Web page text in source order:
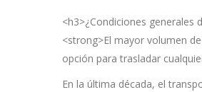
<h3>¿Condiciones generales
<strong>El mayor volumen
opción para trasladar
En la última década, el